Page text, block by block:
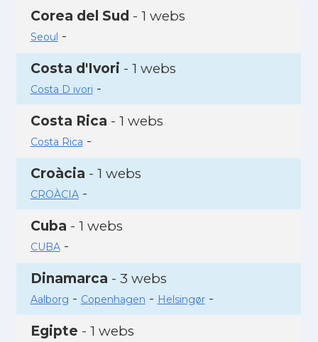
Corea del Sud - 1 webs
Seoul -
Costa d'Ivori - 1 webs
Costa D ivori -
Costa Rica - 1 webs
Costa Rica -
Croàcia - 1 webs
CROÀCIA-
Cuba - 1 webs
CUBA-
Dinamarca - 3 webs
Aalborg - Copenhagen - Helsingør-
Egipte - 1 webs